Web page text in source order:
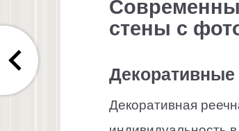
стены с
Декоративные
Декоративная